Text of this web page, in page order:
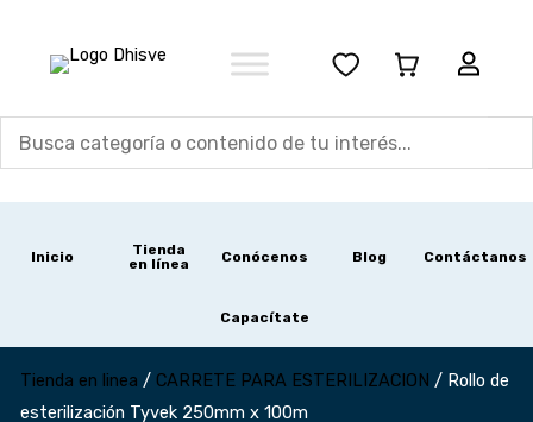
contenido
Inicio
Tienda
en línea
Conócenos Blog Contáctanos
Capacítate
Tienda en linea / CARRETE PARA ESTERILIZACION / Rollo de
esterilización Tyvek 250mm x 100m